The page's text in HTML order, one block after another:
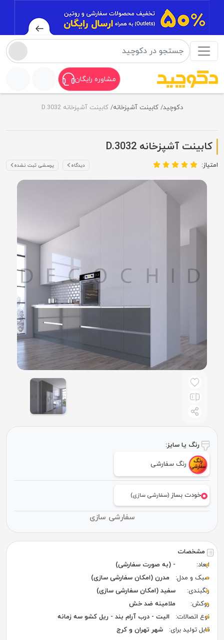
مشاوره رایگان
دکوچید کابینت آشپزخانه کابینت آشپزخانه D.3032
کابینت آشپزخانه D.3032
امتیاز: دیدگاه پرسشی ثبت نشده
مشخصات
ابعاد:
- (به صورت سفارشی)
سبک و مدل:
مدرن (امکان سفارشی سازی)
رنگبندی:
سفید (امکان سفارشی سازی)
روکش:
ملامینه ضد خش
نوع اتصالات:
الیت - درب آرام بند - ریل کشو سه زمانه
قابل تولید برای:
شهر تهران و کرج
رنگ یا سایز:
رنگ سفارشی
خودت بساز(سفارشی سازی)
سفارشی سازی